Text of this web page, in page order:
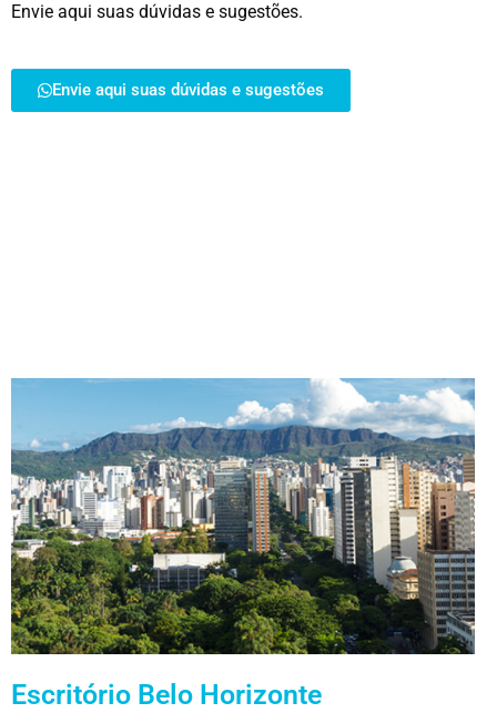
Envie aqui suas dúvidas e sugestões.
Envie aqui suas dúvidas e sugestões
Escritório Belo Horizonte